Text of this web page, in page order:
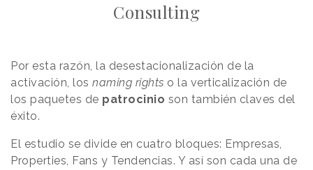
Consulting
Por esta razón, la desestacionalización de la
activación, los naming rights o la verticalización de
los paquetes de patrocinio son también claves del
éxito.
El estudio se divide en cuatro bloques: Empresas,
Properties, Fans y Tendencias. Y así son cada una de